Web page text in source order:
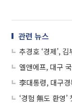
관련 뉴스
추경호 ‘경제’,
‘경험 無도 환영